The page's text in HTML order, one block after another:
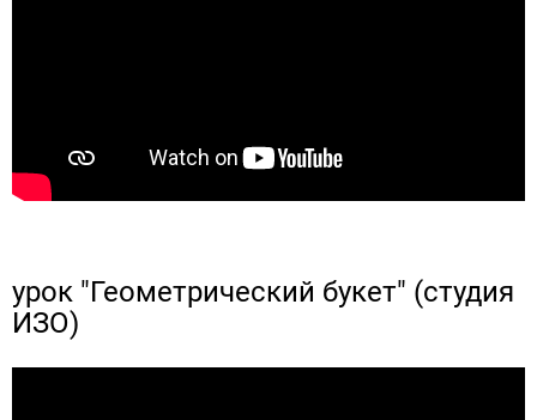
урок "Геометрический букет" (студия
ИЗО)